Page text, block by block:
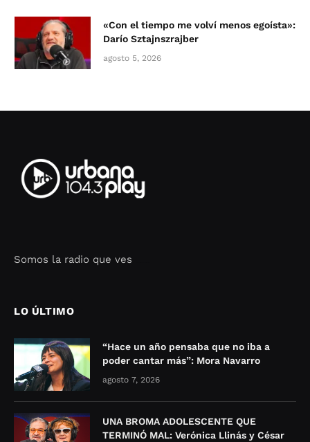
«Con el tiempo me volví menos egoísta»:
Darío Sztajnszrajber
agosto 5, 2026
Somos la radio que ves
LO ÚLTIMO
“Hace un año pensaba que no iba a
poder cantar más”: Mora Navarro
agosto 7, 2026
UNA BROMA ADOLESCENTE QUE
TERMINÓ MAL: Verónica Llinás y César